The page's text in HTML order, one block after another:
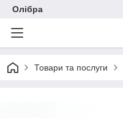
Олібра
Товари та послуги